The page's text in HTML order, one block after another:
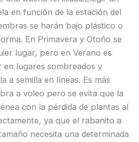
en función de la estación del
se harán bajo plástico o
En Primavera y Otoño se
lugar, pero en Verano es
en lugares sombreados y
a semilla en líneas. Es más
a voleo pero se evita que la
con la pérdida de plantas al
ya que el rabanito a
necesita una determinada